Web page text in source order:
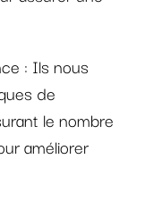
: Ils nous
de
le nombre
améliorer